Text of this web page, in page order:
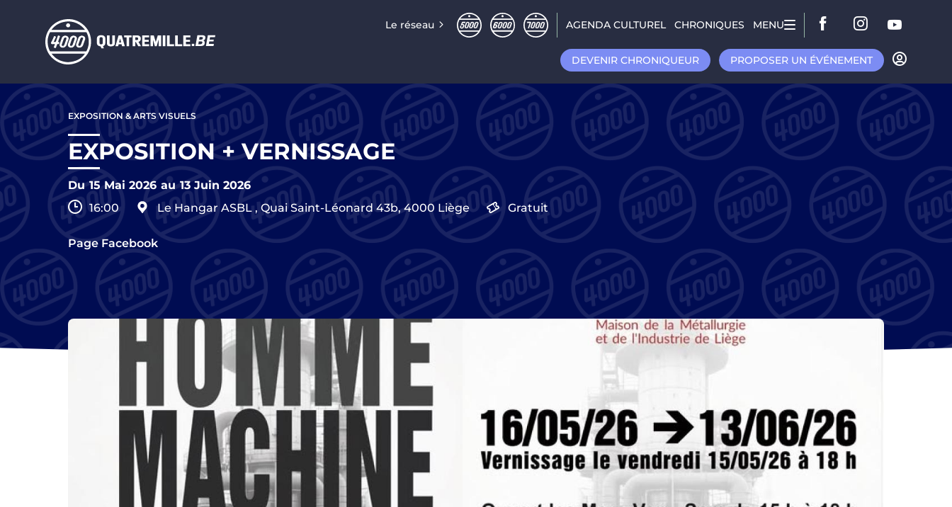
Le réseau AGENDA CULTUREL CHRONIQUES MENU
DEVENIR CHRONIQUEUR PROPOSER UN ÉVÉNEMENT
Aller
au
contenu
principal
EXPOSITION & ARTS VISUELS
EXPOSITION + VERNISSAGE
Du 15 Mai 2026 au 13 Juin 2026
16:00
Le Hangar ASBL, Quai Saint-Léonard 43b,4000 Liège Gratuit
Page Facebook